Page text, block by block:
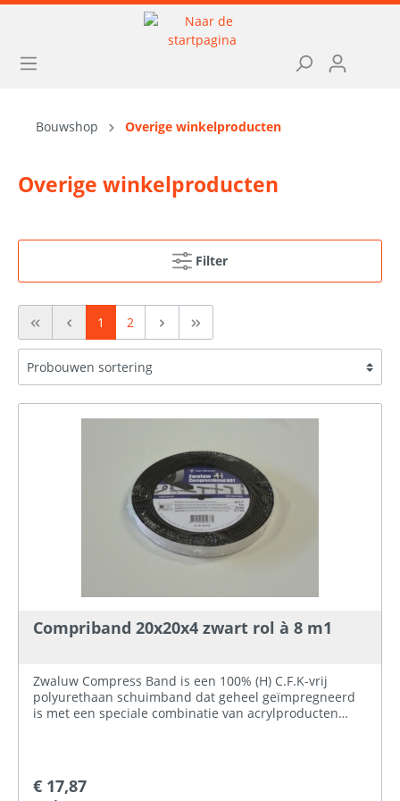
Bouwshop Overige winkelproducten
Overige winkelproducten
Filter
1 2
Compriband 20x20x4 zwart rol à 8 m1
Zwaluw Compress Band is een 100% (H) C.F.K-vrij
polyurethaan schuimband dat geheel geïmpregneerd
is met een speciale combinatie van acrylproducten
waarbij door na-expansie van het band de voeg perfect
wordt afgedicht. Bij voldoende comprimering wordt
€ 17,87